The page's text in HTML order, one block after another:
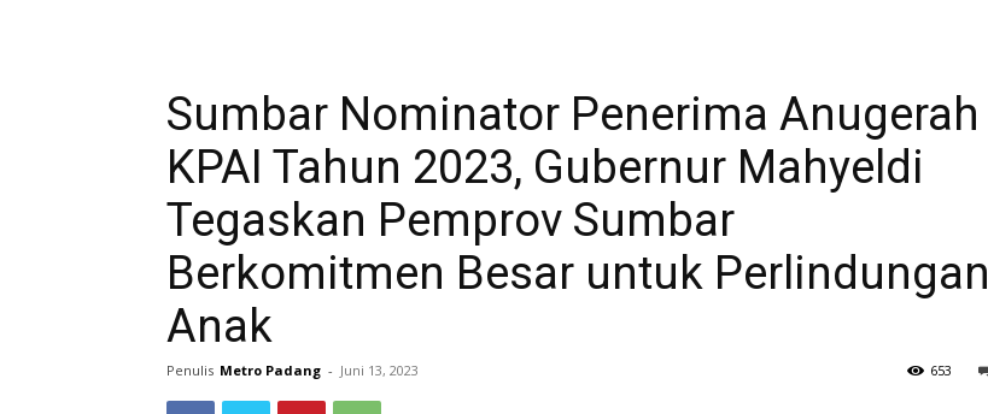
Sumbar Nominator Penerima Anugerah
KPAI Tahun 2023, Gubernur Mahyeldi
Tegaskan Pemprov Sumbar
Berkomitmen Besar untuk Perlindungan
Anak
Penulis Metro Padang - Juni 13, 2023 653